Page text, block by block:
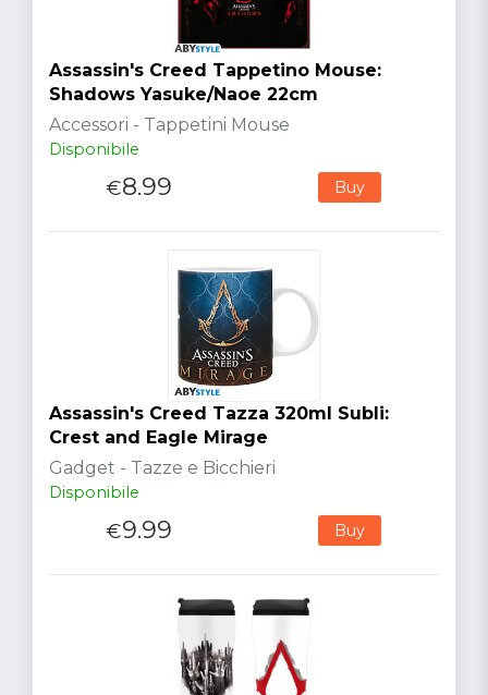
Assassin's Creed Tappetino Mouse:
Shadows Yasuke/Naoe 22cm
Accessori - Tappetini Mouse
Disponibile
€8.99 Buy
Assassin's Creed Tazza 320ml Subli:
Crest and Eagle Mirage
Gadget - Tazze e Bicchieri
Disponibile
€9.99 Buy